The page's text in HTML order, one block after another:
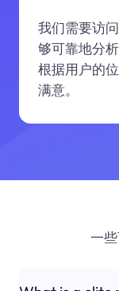
我们需要访
够可靠地分
根据用户的
满意。
一